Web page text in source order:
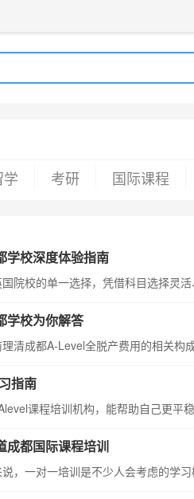
学 考研 国际课程
学校深度体验指南
学校为你解答
指南
成都国际课程培训
登录
登录
保存新密码